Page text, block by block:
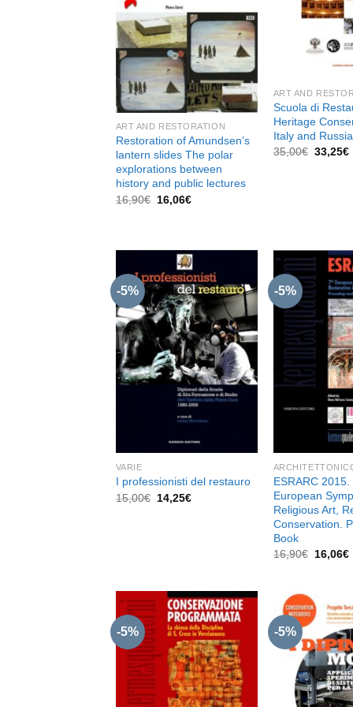
ART AND RESTORATION
Restoration of Amundsen’s
lantern slides The polar
explorations between
history and public lectures
16,90€ Il
16,06€Il
ART AND
Scuola di
Heritage
Italy and Russia
35,00€ Il
33,25€Il
-5%
Aggiungi
alla lista
dei
desideri
VARIE
I professionisti del restauro
15,00€ Il
prezzo
14,25€Il
-5%
ESRARC 2015.
European
Religious Art,
Conservation.
Book
16,90€ Il
16,06€Il
-5%
Aggiungi
alla lista
dei
desideri
-5%